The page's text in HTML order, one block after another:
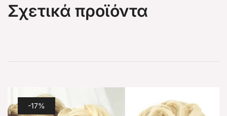
Σχετικά προϊόντα
-17%